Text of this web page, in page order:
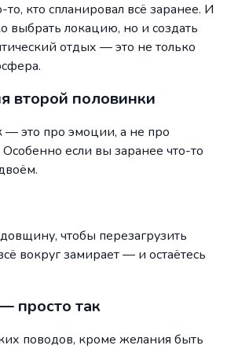
то, кто спланировал всё заранее. И
выбрать локацию, но и создать
отдых — это не только
второй половинки
— это про эмоции, а не про
если вы заранее что-то
чтобы перезагрузить
вокруг замирает — и остаётесь
просто так
поводов, кроме желания быть